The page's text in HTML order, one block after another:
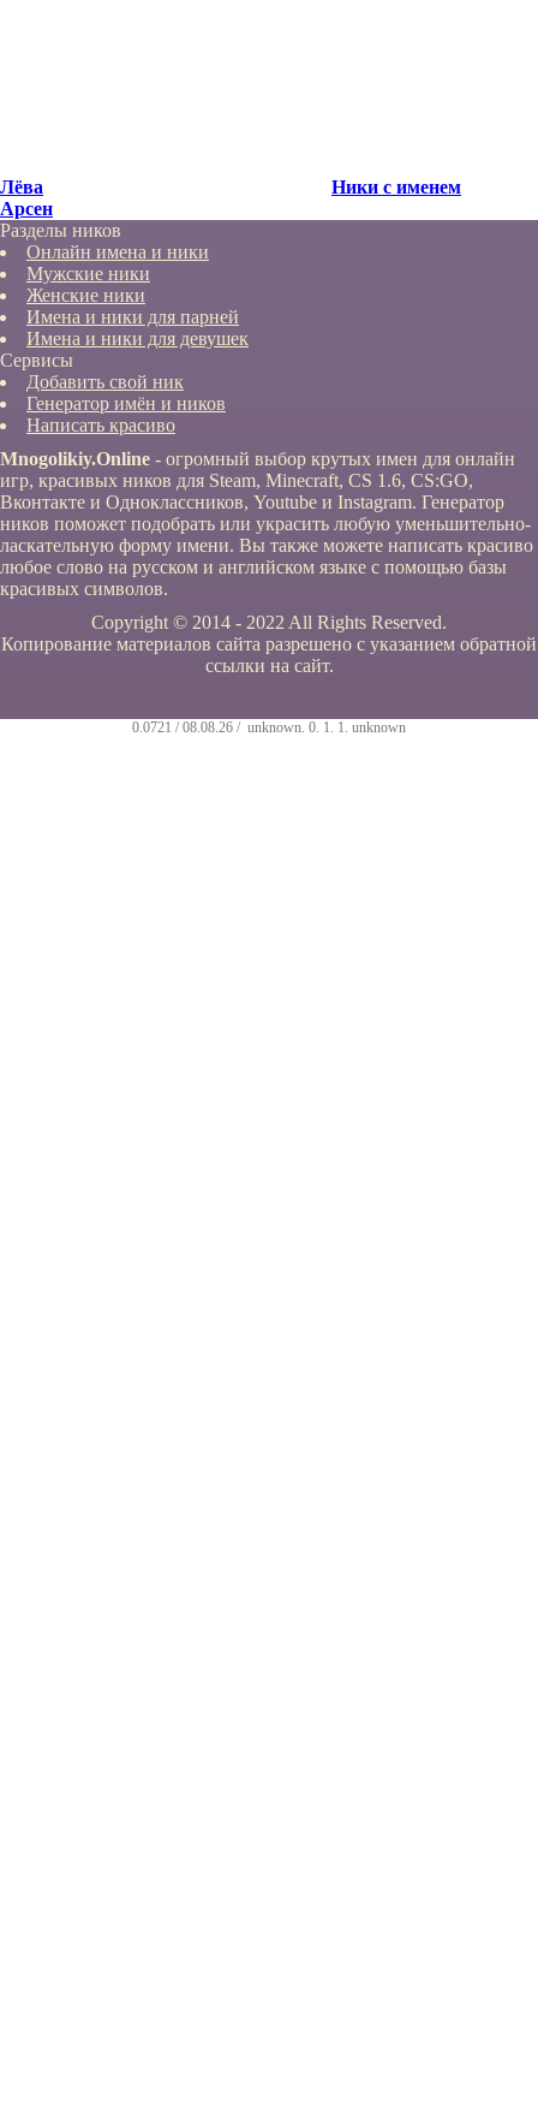
Лёва
Ники с именем
Арсен
Разделы ников
Онлайн имена и ники
Мужские ники
Женские ники
Имена и ники для парней
Имена и ники для девушек
Сервисы
Добавить свой ник
Генератор имён и ников
Написать красиво
Mnogolikiy.Online - огромный выбор крутых имен для онлайн
игр, красивых ников для Steam, Minecraft, CS 1.6, CS:GO,
Вконтакте и Одноклассников, Youtube и Instagram. Генератор
ников поможет подобрать или украсить любую уменьшительно-
ласкательную форму имени. Вы также можете написать красиво
любое слово на русском и английском языке с помощью базы
красивых символов.
Copyright © 2014 - 2022 All Rights Reserved.
Копирование материалов сайта разрешено с указанием обратной
ссылки на сайт.
0.0721 / 08.08.26 / unknown 0 1 1 unknown